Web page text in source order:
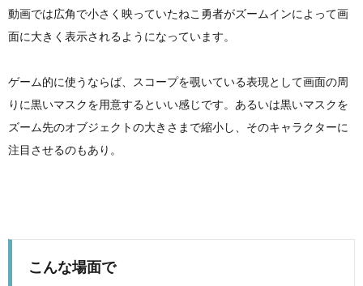
動画では広角で小さく映っていたねこ勇者がズームインによって画
面に大きく表示されるようになっています。
ゲーム的に使うならば、スコープを覗いている表現として画面の周
りに黒いマスクを用意するといい感じです。あるいは黒いマスクを
ズーム先のオブジェクトの大きさまで縮小し、そのキャラクターに
注目させるのもあり。
こんな場面で